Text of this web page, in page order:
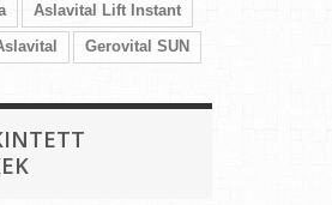
Aslavital Lift Instant
Gerovital SUN